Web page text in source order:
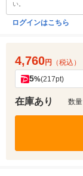
い。
ログインはこちら
4,760円 （税込）
5%(217pt)
在庫あり 数量